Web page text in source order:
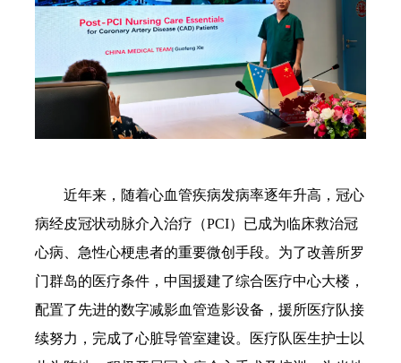
近年来，随着心血管疾病发病率逐年升高，冠心
病经皮冠状动脉介入治疗（PCI）已成为临床救治冠
心病、急性心梗患者的重要微创手段。为了改善所罗
门群岛的医疗条件，中国援建了综合医疗中心大楼，
配置了先进的数字减影血管造影设备，援所医疗队接
续努力，完成了心脏导管室建设。医疗队医生护士以